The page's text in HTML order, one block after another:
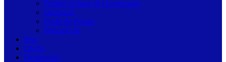
Politici Urbane & Guvernanta
Dialoguri
Profil de Primar
Podcast-uri
Stiri
Oferte
Despre noi